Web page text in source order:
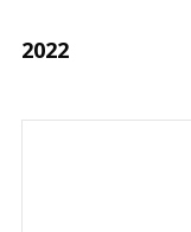
2022